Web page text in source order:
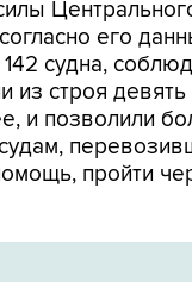
судна,
из строя девять
и позволили
пройти
и США